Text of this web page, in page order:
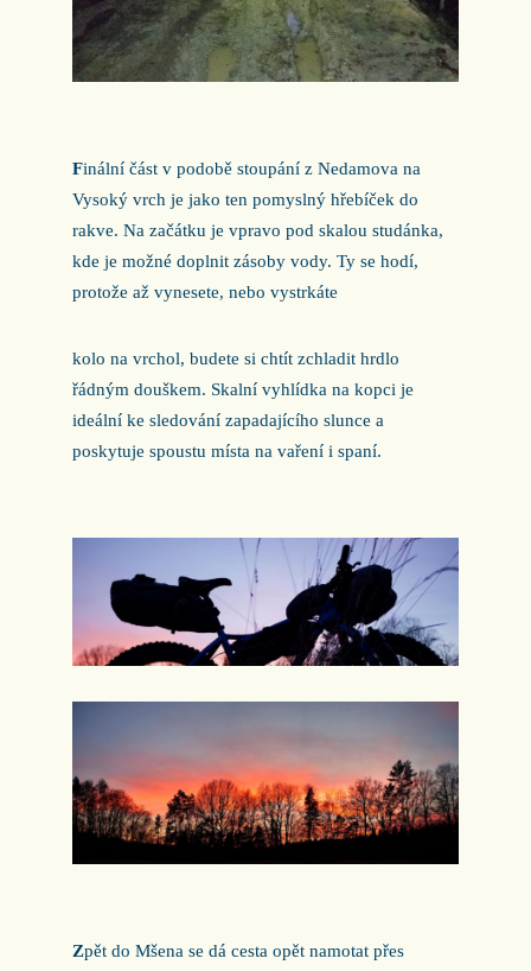
Finální část v podobě stoupání z Nedamova na
Vysoký vrch je jako ten pomyslný hřebíček do
rakve. Na začátku je vpravo pod skalou studánka,
kde je možné doplnit zásoby vody. Ty se hodí,
protože až vynesete, nebo vystrkáte
kolo na vrchol, budete si chtít zchladit hrdlo
řádným douškem. Skalní vyhlídka na kopci je
ideální ke sledování zapadajícího slunce a
poskytuje spoustu místa na vaření i spaní.
Zpět do Mšena se dá cesta opět namotat přes